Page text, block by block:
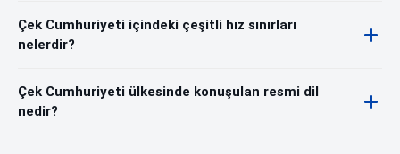
Çek Cumhuriyeti içindeki çeşitli hız sınırları
nelerdir?
Çek Cumhuriyeti ülkesinde konuşulan resmi dil
nedir?